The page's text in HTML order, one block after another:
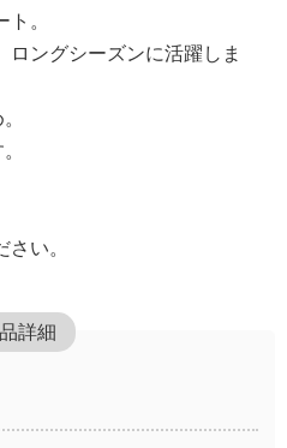
。
ングシーズンに活躍しま
い。
詳細